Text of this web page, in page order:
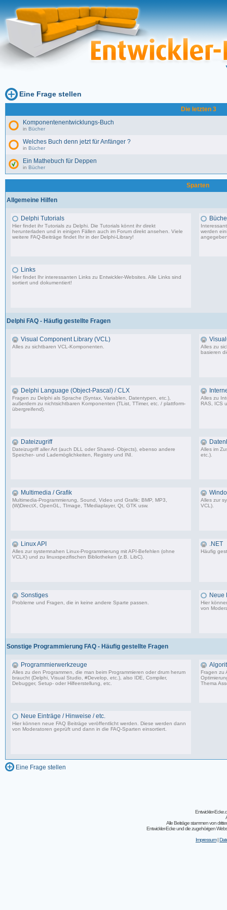
Eine Frage stellen
Die letzten 3
Komponentenentwicklungs-Buch
in Bücher
Welches Buch denn jetzt für Anfänger ?
in Bücher
Ein Mathebuch für Deppen
in Bücher
Sparten
Allgemeine Hilfen
Delphi Tutorials
Hier findet ihr Tutorials zu Delphi. Die Tutorials könnt ihr direkt
herunterladen und in einigen Fällen auch im Forum direkt ansehen. Viele
weitere FAQ-Beiträge findet Ihr in der Delphi-Library!
werden
Links
Hier findet Ihr interessanten Links zu Entwickler-Websites. Alle Links sind
sortiert und dokumentiert!
Delphi FAQ - Häufig gestellte Fragen
Visual Component Library (VCL)
Alles zu sichtbaren VCL-Komponenten.
Alles zu
basieren
Delphi Language (Object-Pascal) / CLX
Fragen zu Delphi als Sprache (Syntax, Variablen, Datentypen, etc.),
außerdem zu nichtsichtbaren Komponenten (TList, TTimer, etc. / plattform-
übergreifend).
Alles zu
RAS, ICS
Dateizugriff
Dateizugriff aller Art (auch DLL oder Shared- Objects), ebenso andere
Speicher- und Lademöglichkeiten, Registry und INI.
Alles im
etc.).
Multimedia / Grafik
Multimedia-Programmierung, Sound, Video und Grafik: BMP, MP3,
(W)DirectX, OpenGL, TImage, TMediaplayer, Qt, GTK usw.
Alles zur
VCL).
Linux API
Alles zur systemnahen Linux-Programmierung mit API-Befehlen (ohne
VCLX) und zu linuxspezifischen Bibliotheken (z.B. LibC).
.NET
Häufig
Sonstiges
Probleme und Fragen, die in keine andere Sparte passen.
Neue
Hier
von
Sonstige Programmierung FAQ - Häufig gestellte Fragen
Programmierwerkzeuge
Alles zu den Programmen, die man beim Programmieren oder drum herum
braucht (Delphi, Visual Studio, #Develop, etc.), also IDE, Compiler,
Debugger, Setup- oder Hilfeerstellung, etc.
Fragen zu
Thema
Neue Einträge / Hinweise / etc.
Hier können neue FAQ Beiträge veröffentlicht werden. Diese werden dann
von Moderatoren geprüft und dann in die FAQ-Sparten einsortiert.
Eine Frage stellen
Entwickler-
Alle Beiträge stammen von
Entwickler-Ecke und die zugehörigen
Impressum|